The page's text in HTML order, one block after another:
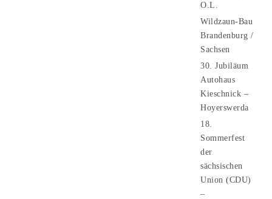
O.L.
Wildzaun-Bau
Brandenburg /
Sachsen
30. Jubiläum
Autohaus
Kieschnick –
Hoyerswerda
18.
Sommerfest
der
sächsischen
Union (CDU)
–